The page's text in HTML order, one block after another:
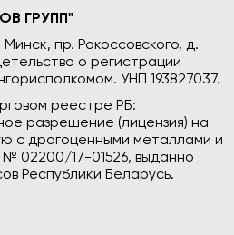
ГРУПП"
Минск, пр. Рокоссовского, д.
о регистрации
УНП 193827037.
реестре РБ:
разрешение (лицензия) на
с драгоценными металлами и
02200/17-01526, выданно
Республики Беларусь.